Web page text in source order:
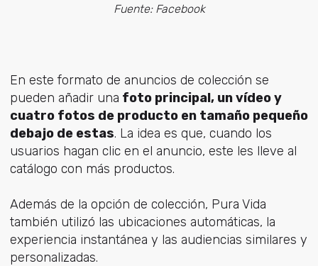
Fuente: Facebook
En este formato de anuncios de colección se
pueden añadir una foto principal, un vídeo y
cuatro fotos de producto en tamaño pequeño
debajo de estas. La idea es que, cuando los
usuarios hagan clic en el anuncio, este les lleve al
catálogo con más productos.
Además de la opción de colección, Pura Vida
también utilizó las ubicaciones automáticas, la
experiencia instantánea y las audiencias similares y
personalizadas.